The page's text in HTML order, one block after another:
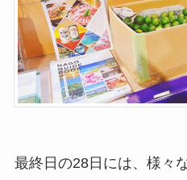
最終日の28日には、様々